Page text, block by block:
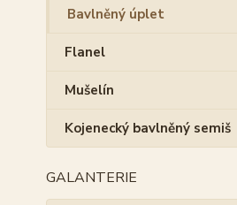
Bavlněný úplet
Flanel
Mušelín
Kojenecký bavlněný semiš
GALANTERIE